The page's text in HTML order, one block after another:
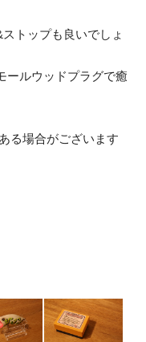
トップも良いでしょ
ールウッドプラグで癒
る場合がございます